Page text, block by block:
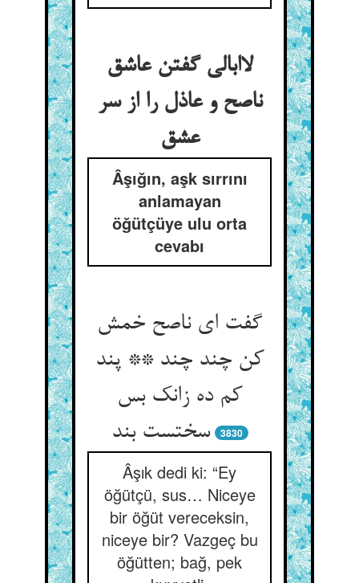
لاابالی گفتن عاشق
ناصح و عاذل را از سر
عشق
Âşığın, aşk sırrını
anlamayan
öğütçüye ulu orta
cevabı
گفت ای ناصح خمش
کن چند چند ** پند
کم ده زانک بس
سختست بند
3830
Âşık dedi ki: “Ey
öğütçü, sus… Niceye
bir öğüt vereceksin,
niceye bir? Vazgeç bu
öğütten; bağ, pek